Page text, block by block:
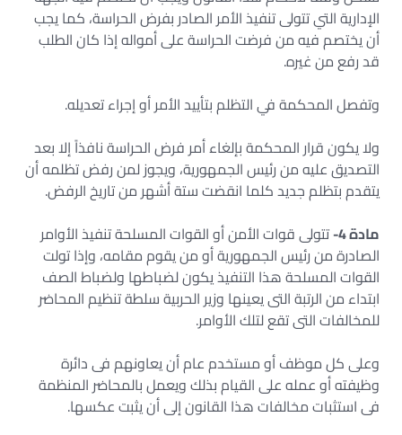
الإدارية التي تتولى تنفيذ الأمر الصادر بفرض الحراسة، كما يجب
أن يختصم فيه من فرضت الحراسة على أمواله إذا كان الطلب
قد رفع من غيره.
وتفصل المحكمة في التظلم بتأييد الأمر أو إجراء تعديله.
ولا يكون قرار المحكمة بإلغاء أمر فرض الحراسة نافذاً إلا بعد
التصديق عليه من رئيس الجمهورية، ويجوز لمن رفض تظلمه أن
يتقدم بتظلم جديد كلما انقضت ستة أشهر من تاريخ الرفض.
مادة 4-
تتولى قوات الأمن أو القوات المسلحة تنفيذ الأوامر
الصادرة من رئيس الجمهورية أو من يقوم مقامه، وإذا تولت
القوات المسلحة هذا التنفيذ يكون لضباطها ولضباط الصف
ابتداء من الرتبة التى يعينها وزير الحربية سلطة تنظيم المحاضر
للمخالفات التى تقع لتلك الأوامر.
وعلى كل موظف أو مستخدم عام أن يعاونهم فى دائرة
وظيفته أو عمله على القيام بذلك ويعمل بالمحاضر المنظمة
فى استثبات مخالفات هذا القانون إلى أن يثبت عكسها.